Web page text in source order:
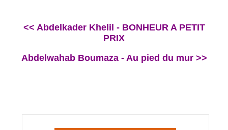
<< Abdelkader Khelil - BONHEUR A PETIT
PRIX
Abdelwahab Boumaza - Au pied du mur >>